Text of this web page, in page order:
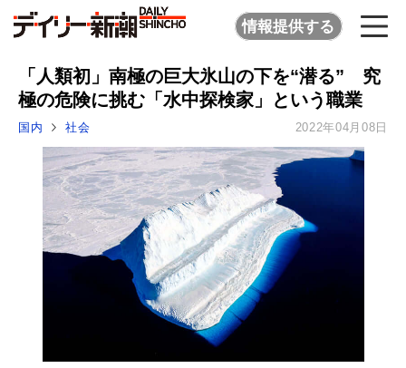
情報提供する
「人類初」南極の巨大氷山の下を“潜る” 究
極の危険に挑む「水中探検家」という職業
国内 社会 2022年04月08日